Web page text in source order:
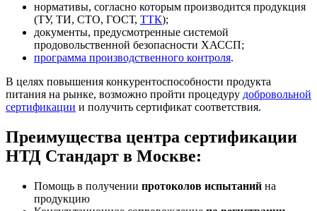
нормативы, согласно которым производится продукция
(ТУ, ТИ, СТО, ГОСТ, ТТК);
документы, предусмотренные системой
продовольственной безопасности ХАССП;
программа производственного контроля.
В целях повышения конкурентоспособности продукта
питания на рынке, возможно пройти процедуру добровольной
сертификации и получить сертификат соответствия.
Преимущества центра сертификации
НТД Стандарт в Москве:
Помощь в получении протоколов испытаний на
продукцию